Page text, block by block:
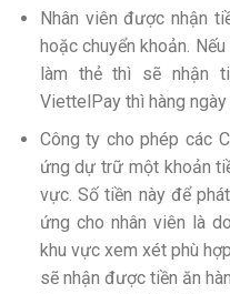
Nhân viên được nhận
hoặc chuyển khoản.
làm thẻ thì sẽ nhận
ViettelPay thì hàng
Công ty cho phép các
ứng dự trữ một khoản
vực. Số tiền này để
ứng cho nhân viên là
khu vực xem xét phù
sẽ nhận được tiền ăn